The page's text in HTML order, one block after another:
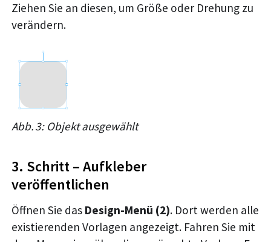
Ziehen Sie an diesen, um Größe oder Drehung zu
verändern.
Abb. 3: Objekt ausgewählt
3. Schritt – Aufkleber
veröffentlichen
Öffnen Sie das Design-Menü (2). Dort werden alle
existierenden Vorlagen angezeigt. Fahren Sie mit